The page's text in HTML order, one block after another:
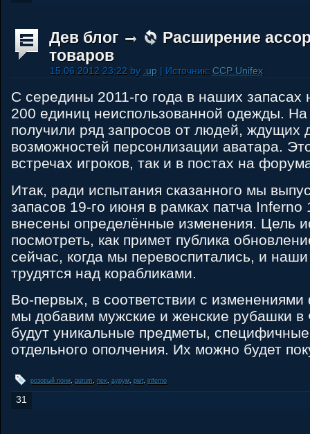
Дев блог
Расширение
товаров
15.06.2012 23:22 by .up | Источник: CCP Unifex
С середины 2011-го года в наших запасах
200 единиц неиспользованной одежды.
получили ряд запросов от людей, ждущих
возможностей персонлизации аватара.
встречах игроков, так и в постах на
Итак, ради испытания сказанного мы
запасов 19-го июня в рамках патча Inferno
внесены определённые изменения. Цель
посмотреть, как примет публика
сейчас, когда мы перевоспитались, и
трудятся над корабликами.
Во-первых, в соответствии с
мы добавим мужские и женские рубашки
будут уникальные предметы,
отдельного ополчения. Их можно будет
розовый пони aurum nex аурум, рмт, inferno
31